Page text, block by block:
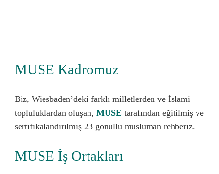
MUSE Kadromuz
Biz, Wiesbaden’deki farklı milletlerden ve İslami
topluluklardan oluşan, MUSE tarafından eğitilmiş ve
sertifikalandırılmış 23 gönüllü müslüman rehberiz.
MUSE İş Ortakları